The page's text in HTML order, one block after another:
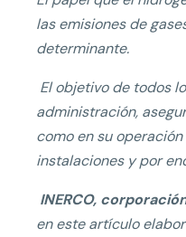
las emisiones de
determinante.
El objetivo de todos
administración,
como en su
instalaciones y por
INERCO,
en este artículo